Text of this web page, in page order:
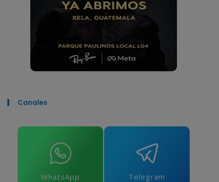
Canales
WhatsApp Telegram